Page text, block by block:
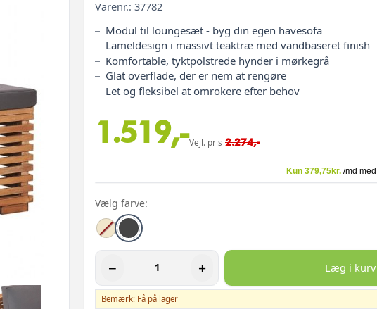
Varenr.: 37782
Modul til loungesæt - byg din egen havesofa
Lameldesign i massivt teaktræ med vandbaseret finish
Komfortable, tyktpolstrede hynder i mørkegrå
Glat overflade, der er nem at rengøre
Let og fleksibel at omrokere efter behov
1.519,-Vejl. pris 2.274,-
Vælg farve:
− + Læg i kurv
Bemærk: Få på lager